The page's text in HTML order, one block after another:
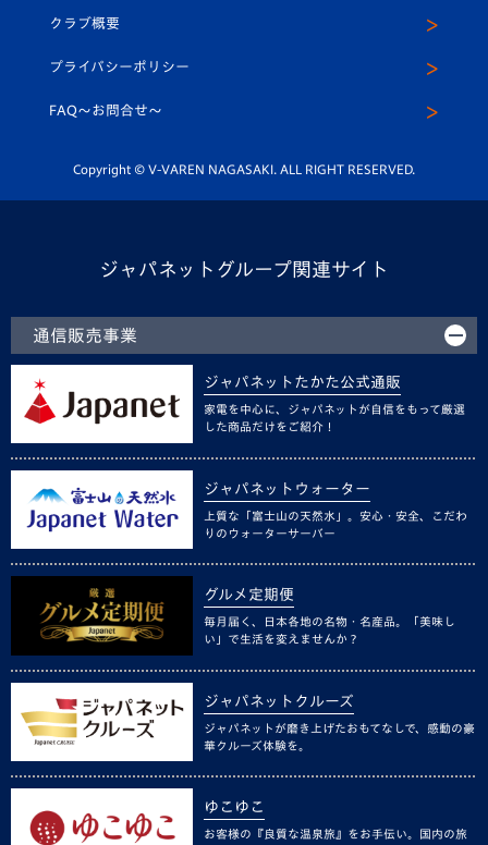
平和祈念活動
ホームタウン活動
スクール
ヴィヴィくんインスタグラム
公式LINE＠
クラブ概要
プライバシーポリシー
FAQ〜お問合せ〜
Copyright © V-VAREN NAGASAKI. ALL RIGHT RESERVED.
ジャパネットグループ関連サイト
通信販売事業
ジャパネットたかた公式通販
家電を中心に、ジャパネットが自信をもって厳選
した商品だけをご紹介！
ジャパネットウォーター
上質な「富士山の天然水」。安心・安全、こだわ
りのウォーターサーバー
グルメ定期便
毎月届く、日本各地の名物・名産品。「美味し
い」で生活を変えませんか？
ジャパネットクルーズ
ジャパネットが磨き上げたおもてなしで、感動の豪
華クルーズ体験を。
ゆこゆこ
お客様の『良質な温泉旅』をお手伝い。国内の旅